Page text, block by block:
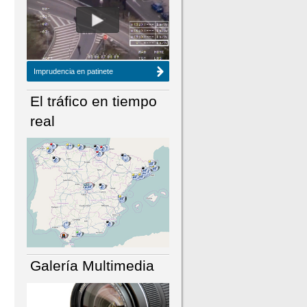
NÚMERO ACTUAL HEMEROTECA
Imprudencia en patinete
El tráfico en tiempo
real
Galería Multimedia